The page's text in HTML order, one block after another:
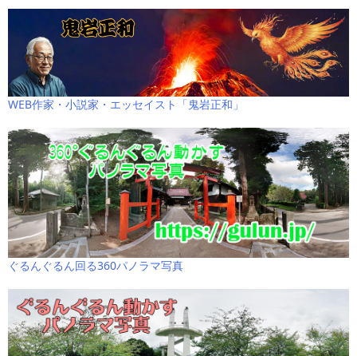
WEB作家・小説家・エッセイスト「鬼岩正和」
ぐるんぐるん回る360パノラマ写真